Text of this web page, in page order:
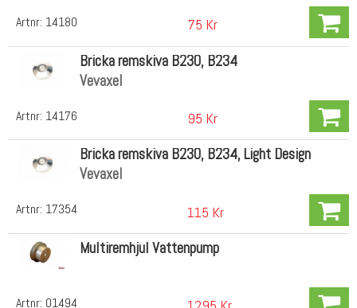
Artnr: 14180 75 Kr
Artnr: 14176
Bricka remskiva B230, B234
Vevaxel
95 Kr
Artnr: 17354
Bricka remskiva B230, B234, Light Design
Vevaxel
115 Kr
Artnr: 01494
Multiremhjul Vattenpump